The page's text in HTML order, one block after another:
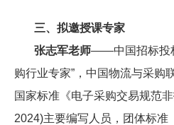
三、拟邀授课专家
张志军老师——中国招标投
购行业专家”，中国物流与采购
国家标准《电子采购交易规范
2024)主要编写人员，团体标准